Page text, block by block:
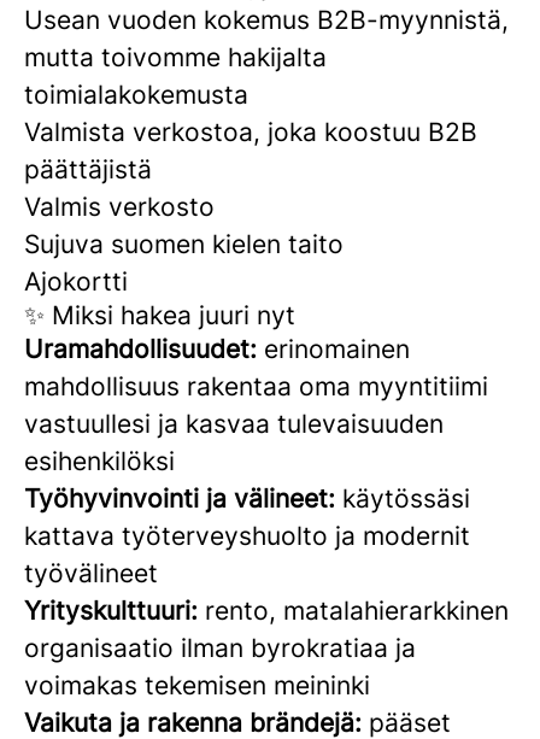
Usean vuoden kokemus B2B-myynnistä,
mutta toivomme hakijalta
toimialakokemusta
Valmista verkostoa, joka koostuu B2B
päättäjistä
Valmis verkosto
Sujuva suomen kielen taito
Ajokortti
✨ Miksi hakea juuri nyt
Uramahdollisuudet: erinomainen
mahdollisuus rakentaa oma myyntitiimi
vastuullesi ja kasvaa tulevaisuuden
esihenkilöksi
Työhyvinvointi ja välineet: käytössäsi
kattava työterveyshuolto ja modernit
työvälineet
Yrityskulttuuri: rento, matalahierarkkinen
organisaatio ilman byrokratiaa ja
voimakas tekemisen meininki
Vaikuta ja rakenna brändejä: pääset